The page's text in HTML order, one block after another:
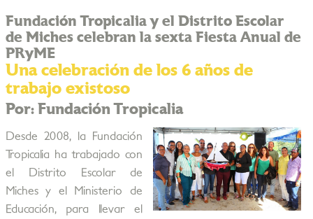
Fundación Tropicalia y el Distrito Escolar
de Miches celebran la sexta Fiesta Anual de
PRyME
Una celebración de los 6 años de
trabajo existoso
Por: Fundación Tropicalia
Desde 2008, la Fundación
Tropicalia ha trabajado con
el Distrito Escolar de
Miches y el Ministerio de
Educación, para llevar el